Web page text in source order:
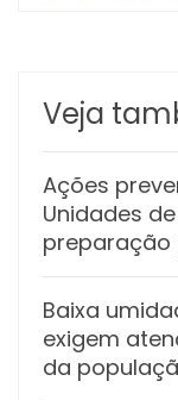
Veja
Ações
Unidades
preparação
Baixa
exigem
da